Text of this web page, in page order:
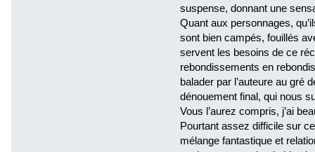
suspense, donnant une
Quant aux personnages,
sont bien campés, fouillés
servent les besoins de ce
rebondissements en
balader par l’auteure au gré
dénouement final, qui nous
Vous l’aurez compris, j’ai
Pourtant assez difficile sur
mélange fantastique et